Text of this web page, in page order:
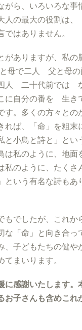
がら、いろいろな
人の最大の役割は
はありません。
がありますが、私
母で二人 父と母
人 二十代前では
に自分の番を 生
す。多くの方々と
れば、「命」を粗
と小鳥と詩と」と
は私のように、地
私のように、たく
いう有名な詩もあ
もでしたが、これか
な「命」と向き合っ
子どもたちの健や
まいります。
に感謝いたします。
お子さんも含めこれ